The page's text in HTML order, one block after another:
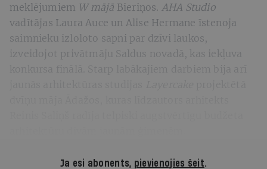
meklējumiem W mājā Bieriņos. AHA Studio
vadītājas Laura Auce un Alise Hermane īstenoja
saimnieku izloloto sapni par dzīvi laukos,
izveidojot privātmāju Saldus novadā, kas iekļuva
Ja esi abonents, pievienojies šeit.